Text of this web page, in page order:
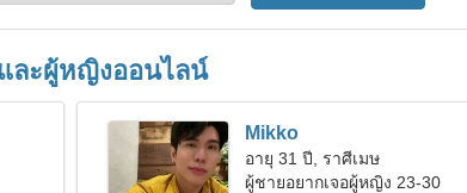
ละผู้หญิงออนไลน์
Mikko
อายุ 31 ปี, ราศีเมษ
ผู้ชายอยากเจอผู้หญิง 23-30